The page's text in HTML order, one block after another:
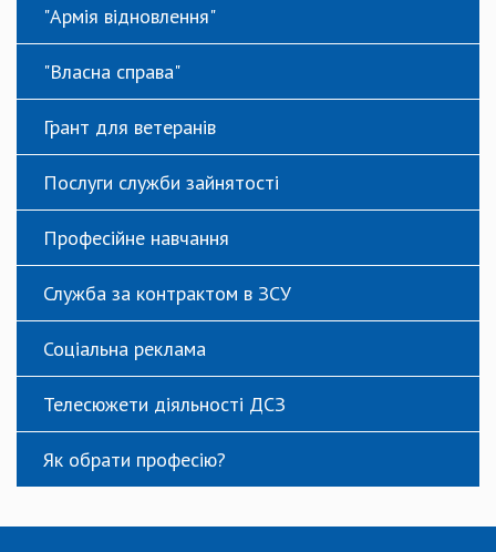
"Армія відновлення"
"Власна справа"
Грант для ветеранів
Послуги служби зайнятості
Професійне навчання
Служба за контрактом в ЗСУ
Соціальна реклама
Телесюжети діяльності ДСЗ
Як обрати професію?